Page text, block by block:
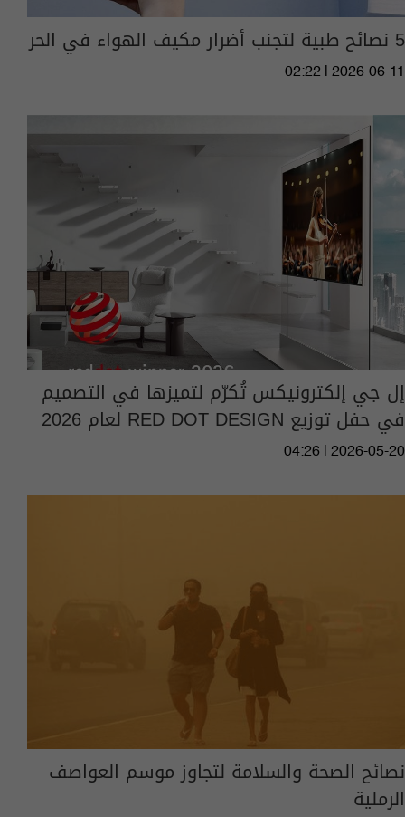
5 نصائح طبية لتجنب أضرار مكيف الهواء في الحر
02:22 | 2026-06-11
إل جي إلكترونيكس تُكرّم لتميزها في التصميم
في حفل توزيع RED DOT DESIGN لعام 2026
04:26 | 2026-05-20
نصائح الصحة والسلامة لتجاوز موسم العواصف
الرملية